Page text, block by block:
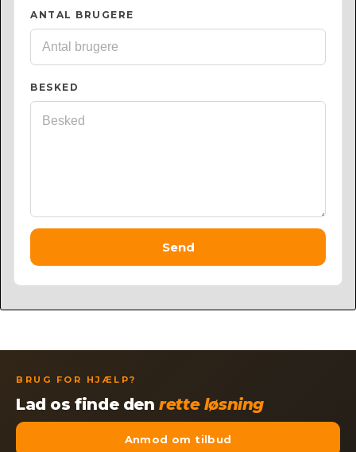
ANTAL BRUGERE
BESKED
Send
BRUG FOR HJÆLP?
Lad os finde denrette løsning
Anmod om tilbud